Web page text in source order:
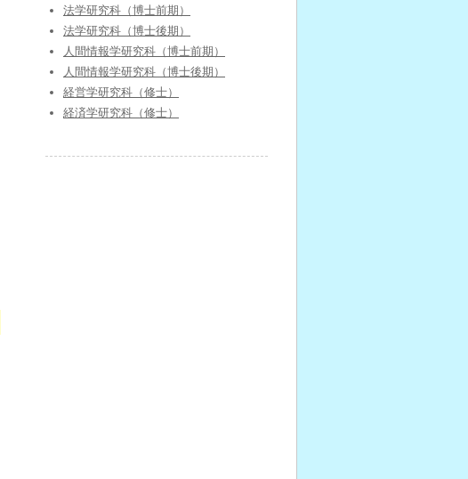
法学研究科（博士前期）
法学研究科（博士後期）
人間情報学研究科（博士前期）
人間情報学研究科（博士後期）
経営学研究科（修士）
経済学研究科（修士）